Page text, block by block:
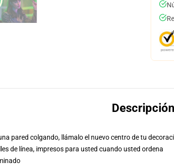
Descripción
pared colgando, llámalo el nuevo centro de tu
de línea, impresos para usted cuando usted ordena